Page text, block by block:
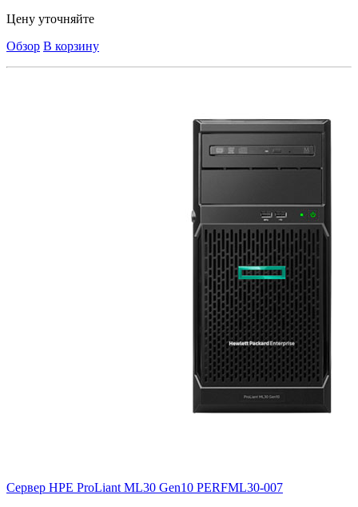
Цену уточняйте
Обзор В корзину
Сервер HPE ProLiant ML30 Gen10 PERFML30-007